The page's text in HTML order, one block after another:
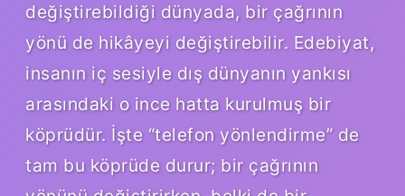
değiştirebildiği dünyada, bir çağrının
yönü de hikâyeyi değiştirebilir. Edebiyat,
insanın iç sesiyle dış dünyanın yankısı
arasındaki o ince hatta kurulmuş bir
köprüdür. İşte “telefon yönlendirme” de
tam bu köprüde durur; bir çağrının